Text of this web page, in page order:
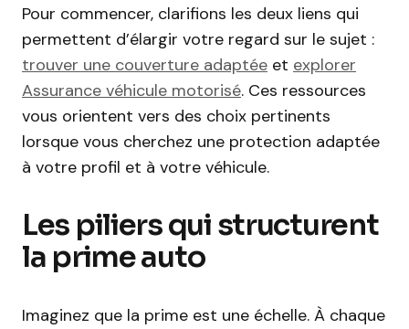
Pour commencer, clarifions les deux liens qui
permettent d’élargir votre regard sur le sujet :
trouver une couverture adaptée et explorer
Assurance véhicule motorisé. Ces ressources
vous orientent vers des choix pertinents
lorsque vous cherchez une protection adaptée
à votre profil et à votre véhicule.
Les piliers qui structurent
la prime auto
Imaginez que la prime est une échelle. À chaque